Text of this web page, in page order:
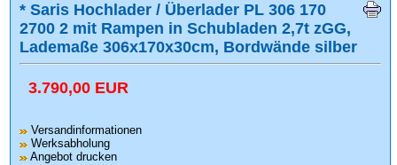
* Saris Hochlader / Überlader PL 306 170
2700 2 mit Rampen in Schubladen 2,7t zGG,
Lademaße 306x170x30cm, Bordwände silber
3.790,00 EUR
Versandinformationen
Werksabholung
Angebot drucken